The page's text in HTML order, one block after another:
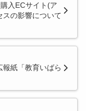
入ECサイト(ア
の影響について
紙「教育いばら